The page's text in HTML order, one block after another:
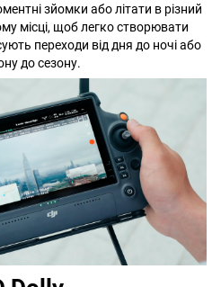
зйомки або літати в різний
місці, щоб легко створювати
переходи від дня до ночі або
до сезону.